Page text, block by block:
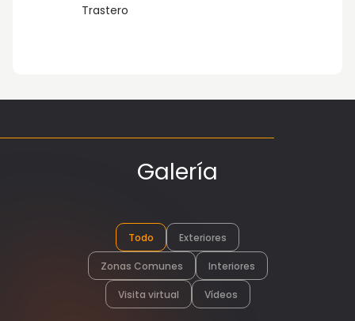
Trastero
Galería
Todo Exteriores
Zonas Comunes Interiores
Visita virtual Vídeos